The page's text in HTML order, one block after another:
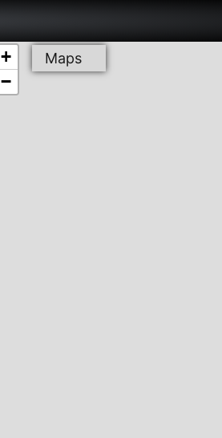
+
−
Maps